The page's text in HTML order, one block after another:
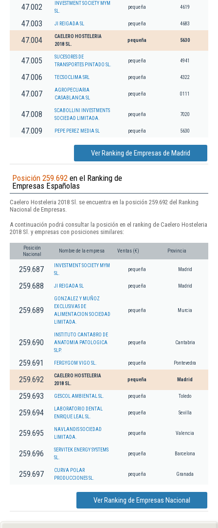
47.002
INVESTMENT SOCIETY MYM
SL.
pequeña 4619
47.003 JI REIGADA SL pequeña 4683
47.004
CAELERO HOSTELERIA
2018 SL.
pequeña 5630
47.005
SUCESORES DE
TRANSPORTES PINTADO SL.
pequeña 4941
47.006 TECSOCLIMA SRL pequeña 4322
47.007
AGROPECUARIA
CASABLANCA SL
pequeña 0111
47.008
SCABOLLINI INVESTMENTS
SOCIEDAD LIMITADA.
pequeña 7020
47.009 PEPE PEREZ MEDIA SL pequeña 5630
Ver Ranking de Empresas de Madrid
Posición 259.692 en el Ranking de
Empresas Españolas
Caelero Hosteleria 2018 Sl. se encuentra en la posición 259.692 del Ranking
Nacional de Empresas.
A continuación podrá consultar la posición en el ranking de Caelero Hosteleria
2018 Sl. y empresas con posiciones similares:
Posición
Nacional
Nombre de la empresa Ventas (€) Provincia
259.687
INVESTMENT SOCIETY MYM
SL.
pequeña Madrid
259.688 JI REIGADA SL pequeña Madrid
259.689
GONZALEZ Y MUÑOZ
EXCLUSIVAS DE
ALIMENTACION SOCIEDAD
LIMITADA.
pequeña Murcia
259.690
INSTITUTO CANTABRO DE
ANATOMIA PATOLOGICA
SLP.
pequeña Cantabria
259.691 FERGYGOM VIGO SL. pequeña Pontevedra
259.692
CAELERO HOSTELERIA
2018 SL.
pequeña Madrid
259.693 GESCOL AMBIENTAL SL. pequeña Toledo
259.694
LABORATORIO DENTAL
ENRIQUE LEAL SL.
pequeña Sevilla
259.695
NAVLANDIS SOCIEDAD
LIMITADA.
pequeña Valencia
259.696
SERVITEK ENERGY SYSTEMS
SL.
pequeña Barcelona
259.697
CURVA POLAR
PRODUCCIONES SL.
pequeña Granada
Ver Ranking de Empresas Nacional